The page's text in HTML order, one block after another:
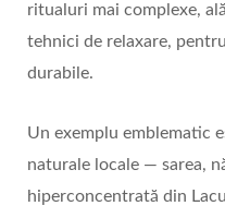
ritualuri mai complexe,
tehnici de relaxare,
durabile.
Un exemplu emblematic
naturale locale — sarea,
hiperconcentrată din